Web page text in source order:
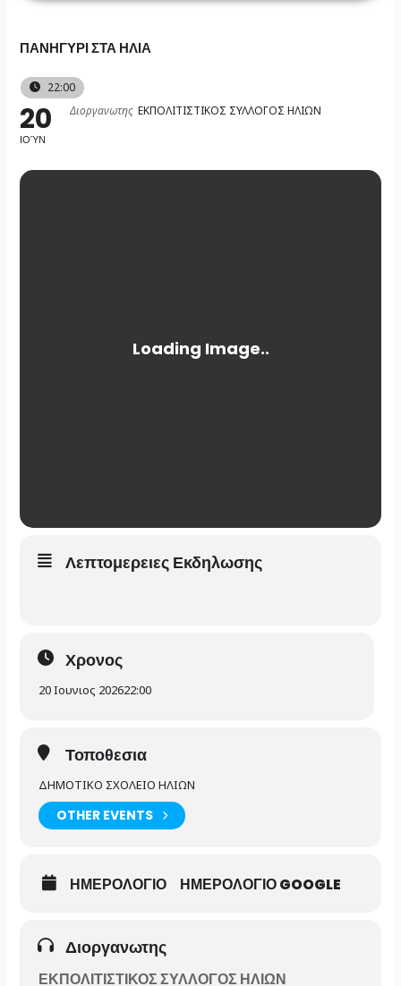
content
ΠΑΝΗΓΥΡΙ ΣΤΑ ΗΛΙΑ
22:00
20
ΙΟΎΝ
Διοργανωτης ΕΚΠΟΛΙΤΙΣΤΙΚΟΣ ΣΥΛΛΟΓΟΣ ΗΛΙΩΝ
Λεπτομερειες Εκδηλωσης
Χρονος
20 Ιουνιος 202622:00
Τοποθεσια
ΔΗΜΟΤΙΚΟ ΣΧΟΛΕΙΟ ΗΛΙΩΝ
OTHER EVENTS
ΗΜΕΡΟΛΟΓΙΟ ΗΜΕΡΟΛΟΓΙΟ GOOGLE
Διοργανωτης
ΕΚΠΟΛΙΤΙΣΤΙΚΟΣ ΣΥΛΛΟΓΟΣ ΗΛΙΩΝ